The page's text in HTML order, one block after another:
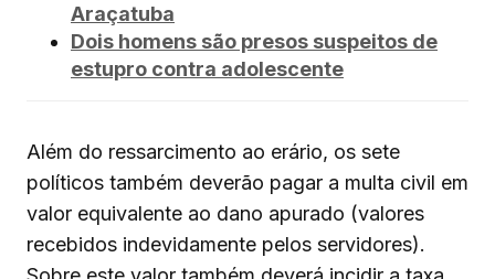
Araçatuba
Dois homens são presos suspeitos de
estupro contra adolescente
Além do ressarcimento ao erário, os sete
políticos também deverão pagar a multa civil em
valor equivalente ao dano apurado (valores
recebidos indevidamente pelos servidores).